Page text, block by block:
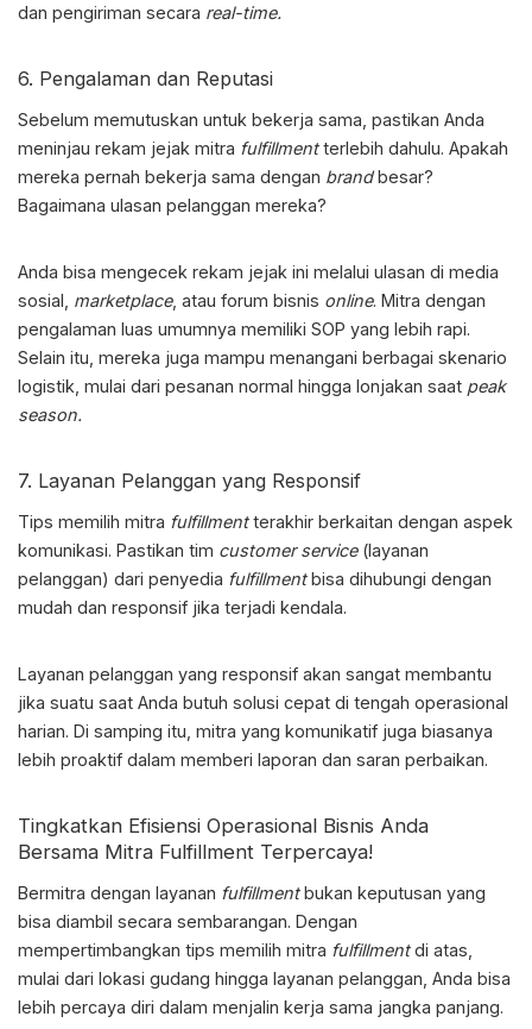
dan pengiriman secara real-time.
6. Pengalaman dan Reputasi
Sebelum memutuskan untuk bekerja sama, pastikan Anda
meninjau rekam jejak mitra fulfillmentterlebih dahulu. Apakah
mereka pernah bekerja sama dengan brandbesar?
Bagaimana ulasan pelanggan mereka?
Anda bisa mengecek rekam jejak ini melalui ulasan di media
sosial, marketplace, atau forum bisnis online. Mitra dengan
pengalaman luas umumnya memiliki SOP yang lebih rapi.
Selain itu, mereka juga mampu menangani berbagai skenario
logistik, mulai dari pesanan normal hingga lonjakan saat peak
season.
7. Layanan Pelanggan yang Responsif
Tips memilih mitra fulfillmentterakhir berkaitan dengan aspek
komunikasi. Pastikan tim customer service(layanan
pelanggan) dari penyedia fulfillmentbisa dihubungi dengan
mudah dan responsif jika terjadi kendala.
Layanan pelanggan yang responsif akan sangat membantu
jika suatu saat Anda butuh solusi cepat di tengah operasional
harian. Di samping itu, mitra yang komunikatif juga biasanya
lebih proaktif dalam memberi laporan dan saran perbaikan.
Tingkatkan Efisiensi Operasional Bisnis Anda
Bersama Mitra Fulfillment Terpercaya!
Bermitra dengan layanan fulfillmentbukan keputusan yang
bisa diambil secara sembarangan. Dengan
mempertimbangkan tips memilih mitra fulfillmentdi atas,
mulai dari lokasi gudang hingga layanan pelanggan, Anda bisa
lebih percaya diri dalam menjalin kerja sama jangka panjang.